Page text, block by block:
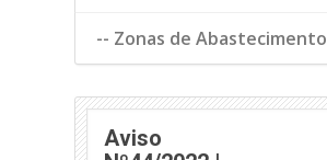
-- Zonas de Abastecimento
Aviso